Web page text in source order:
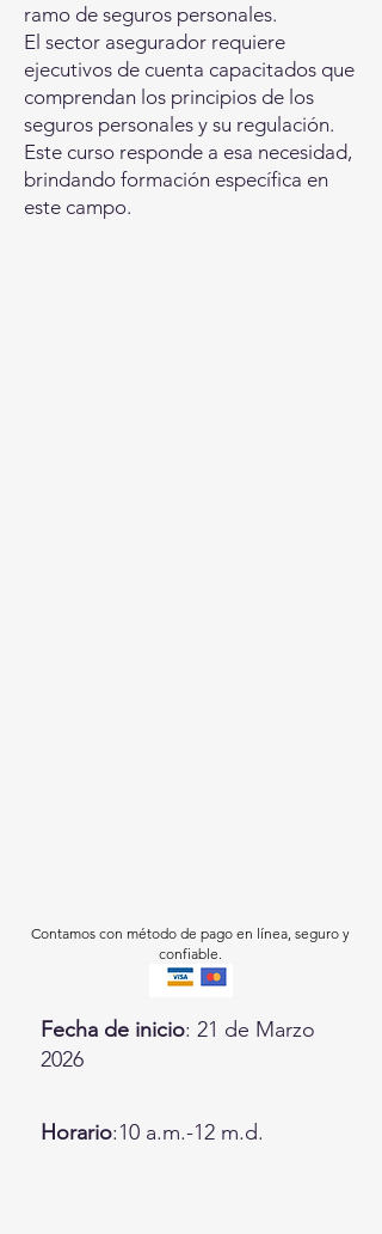
ramo de seguros personales.
El sector asegurador requiere
ejecutivos de cuenta capacitados que
comprendan los principios de los
seguros personales y su regulación.
Este curso responde a esa necesidad,
brindando formación específica en
este campo.
Contamos con método de pago en línea, seguro y
confiable.
Fecha de inicio: 21 de Marzo
2026
Horario:10 a.m.-12 m.d.